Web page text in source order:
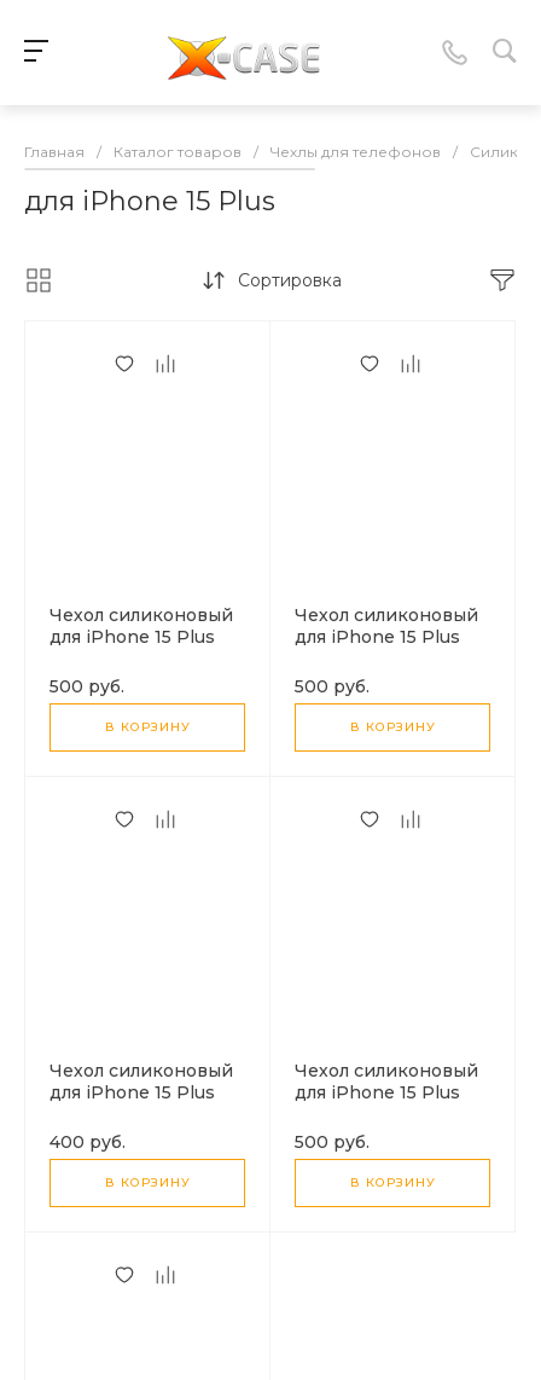
Главная / Каталог товаров / Чехлы для телефонов /
для iPhone 15 Plus
Сортировка
Чехол силиконовый
для iPhone 15 Plus
карты, X-CASE,
прозрачный
500 руб.
В КОРЗИНУ
Чехол силиконовый
для iPhone 15 Plus
карты, с защитой
камеры, X-CASE,
затемненный
500 руб.
В КОРЗИНУ
Чехол силиконовый
для iPhone 15 Plus
с защитой камеры, X-
CASE, прозрачный
400 руб.
В КОРЗИНУ
Чехол силиконовый
для iPhone 15 Plus
защитой камеры, X-
CASE, черный
500 руб.
В КОРЗИНУ